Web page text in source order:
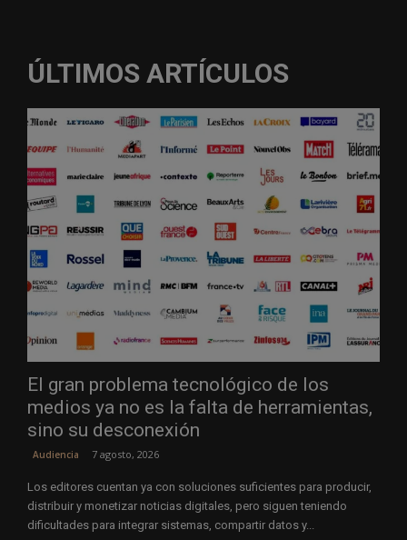
ÚLTIMOS ARTÍCULOS
El gran problema tecnológico de los
medios ya no es la falta de herramientas,
sino su desconexión
Audiencia 7 agosto, 2026
Los editores cuentan ya con soluciones suficientes para producir,
distribuir y monetizar noticias digitales, pero siguen teniendo
dificultades para integrar sistemas, compartir datos y...